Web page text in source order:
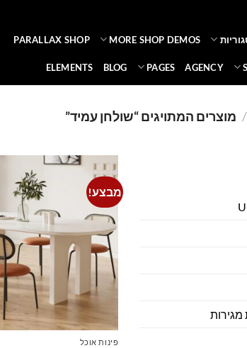
MORE SHOP DEMOS
PARALLAX SHOP
AGENCY
PAGES
BLOG
ELEMENTS
/ מוצרים המתויגים “שולחן עמיד”
מגירות
מבצע!
פינות אוכל